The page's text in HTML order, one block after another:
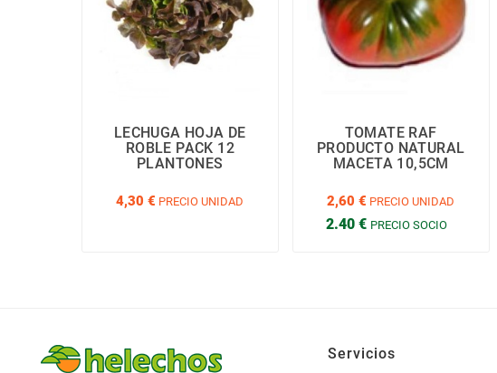
LECHUGA HOJA DE
ROBLE PACK 12
PLANTONES
4,30 € PRECIO UNIDAD
TOMATE RAF
PRODUCTO NATURAL
MACETA 10,5CM
2,60 € PRECIO UNIDAD
2.40 € PRECIO SOCIO
Servicios